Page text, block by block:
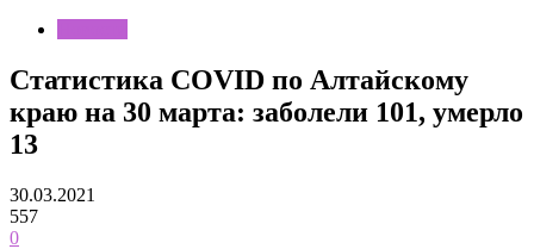
Статистика COVID по Алтайскому
краю на 30 марта: заболели 101, умерло
13
30.03.2021
557
0